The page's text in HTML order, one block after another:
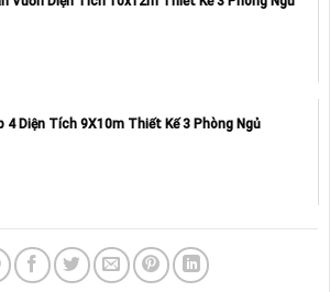
4 Diện Tích 9X10m Thiết Kế 3 Phòng Ngủ